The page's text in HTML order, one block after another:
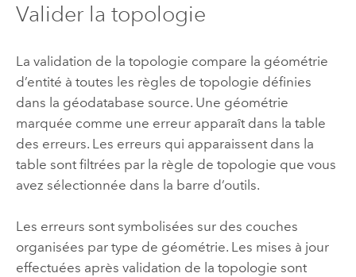
Valider la topologie
La validation de la topologie compare la géométrie
d’entité à toutes les règles de topologie définies
dans la géodatabase source. Une géométrie
marquée comme une erreur apparaît dans la table
des erreurs. Les erreurs qui apparaissent dans la
table sont filtrées par la règle de topologie que vous
avez sélectionnée dans la barre d’outils.
Les erreurs sont symbolisées sur des couches
organisées par type de géométrie. Les mises à jour
effectuées après validation de la topologie sont